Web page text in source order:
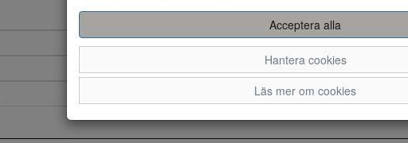
Acceptera alla
Hantera cookies
Läs mer om cookies